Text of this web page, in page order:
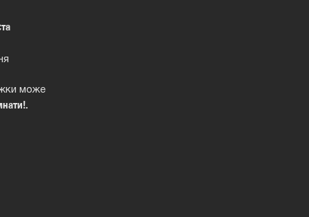
може